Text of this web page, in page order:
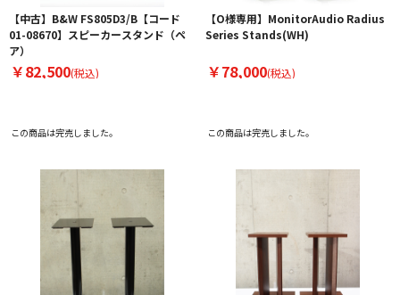
【中古】B&W FS805D3/B【コード
01-08670】スピーカースタンド（ペ
ア）
￥82,500(税込)
この商品は完売しました。
【O様専用】MonitorAudio Radius
Series Stands(WH)
￥78,000(税込)
この商品は完売しました。